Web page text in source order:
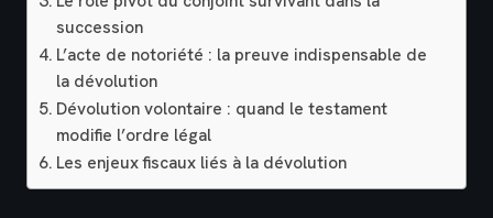
succession
L’acte de notoriété : la preuve indispensable de
la dévolution
Dévolution volontaire : quand le testament
modifie l’ordre légal
Les enjeux fiscaux liés à la dévolution